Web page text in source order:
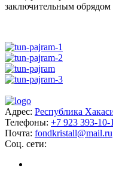
заключительным обрядом
Адрес: Республика
Телефоны: +7 923 393-10-
Почта: fondkristall@mail.ru
Соц. сети: